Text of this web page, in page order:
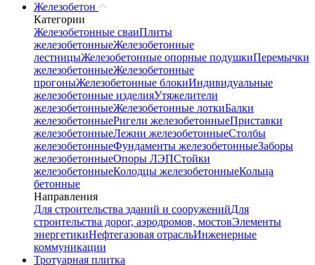
Железобетон
Категории
Железобетонные сваиПлиты
железобетонныеЖелезобетонные
лестницыЖелезобетонные опорные подушкиПеремычки
железобетонныеЖелезобетонные
прогоныЖелезобетонные блокиИндивидуальные
железобетонные изделияУтяжелители
железобетонныеЖелезобетонные лоткиБалки
железобетонныеРигели железобетонныеПриставки
железобетонныеЛежни железобетонныеСтолбы
железобетонныеФундаменты железобетонныеЗаборы
железобетонныеОпоры ЛЭПСтойки
железобетонныеКолодцы железобетонныеКольца
бетонные
Направления
Для строительства зданий и сооруженийДля
строительства дорог, аэродромов, мостовЭлементы
энергетикиНефтегазовая отрасльИнженерные
коммуникации
Тротуарная плитка